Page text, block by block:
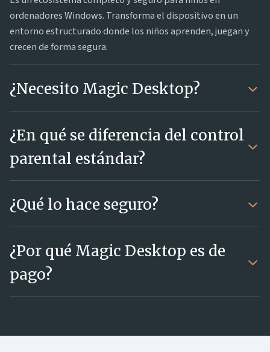
ordenadores Windows. Transforma el dispositivo en un
entorno estructurado donde los niños aprenden, juegan y
crecen de forma segura.
¿Necesito Magic Desktop?
¿En qué se diferencia del control
parental estándar?
¿Qué lo hace seguro?
¿Por qué Magic Desktop es de
pago?